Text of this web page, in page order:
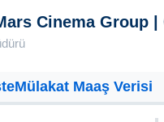
Cinema Group
Maaş Verisi